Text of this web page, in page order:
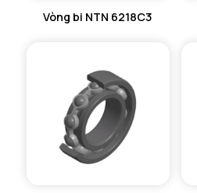
Vòng bi NTN 6218C3